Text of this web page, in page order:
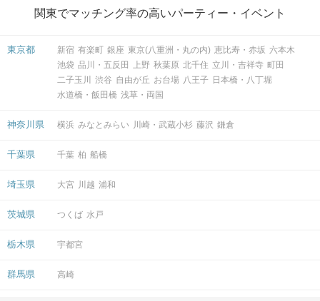
関東でマッチング率の高いパーティー・イベント
東京都 新宿 有楽町 銀座 東京(八重洲・丸の内) 恵比寿・赤坂 六本木
池袋 品川・五反田 上野 秋葉原 北千住 立川・吉祥寺 町田
二子玉川
渋谷 自由が丘 お台場 八王子 日本橋・八丁堀
水道橋・飯田橋 浅草・両国
神奈川県 横浜 みなとみらい 川崎・武蔵小杉 藤沢 鎌倉
千葉県 千葉 柏 船橋
埼玉県 大宮 川越 浦和
茨城県 つくば 水戸
栃木県 宇都宮
群馬県 高崎